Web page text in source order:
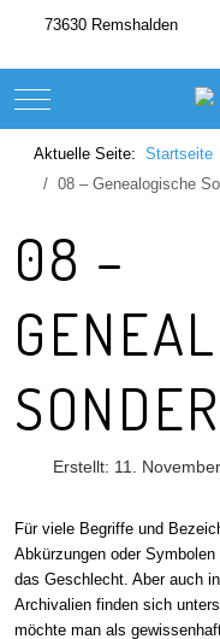
73630 Remshalden
Mobile Menu Toggle
Aktuelle Seite: Startseite
08 – Genealogische
08 –
Erstellt: 11.
Für viele Begriffe und
Abkürzungen oder
das Geschlecht. Aber auch
Archivalien finden sich
möchte man als